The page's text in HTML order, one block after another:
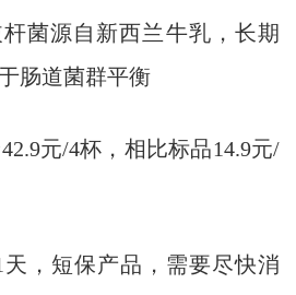
杆菌源自新西兰牛乳，长期
肠道菌群平衡
元/4杯，相比标品14.9元/
天，短保产品，需要尽快消